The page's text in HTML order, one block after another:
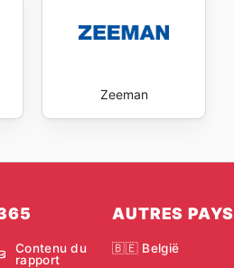
Zeeman
Contenu du
rapport
AUTRES PAYS
🇧🇪 België